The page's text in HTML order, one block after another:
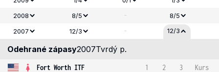
2008
8/5 -
8/5
2007
12/3 - 12/3
Odehrané zápasy2007Tvrdý p.
Fort Worth ITF 1 2 3
Kurs